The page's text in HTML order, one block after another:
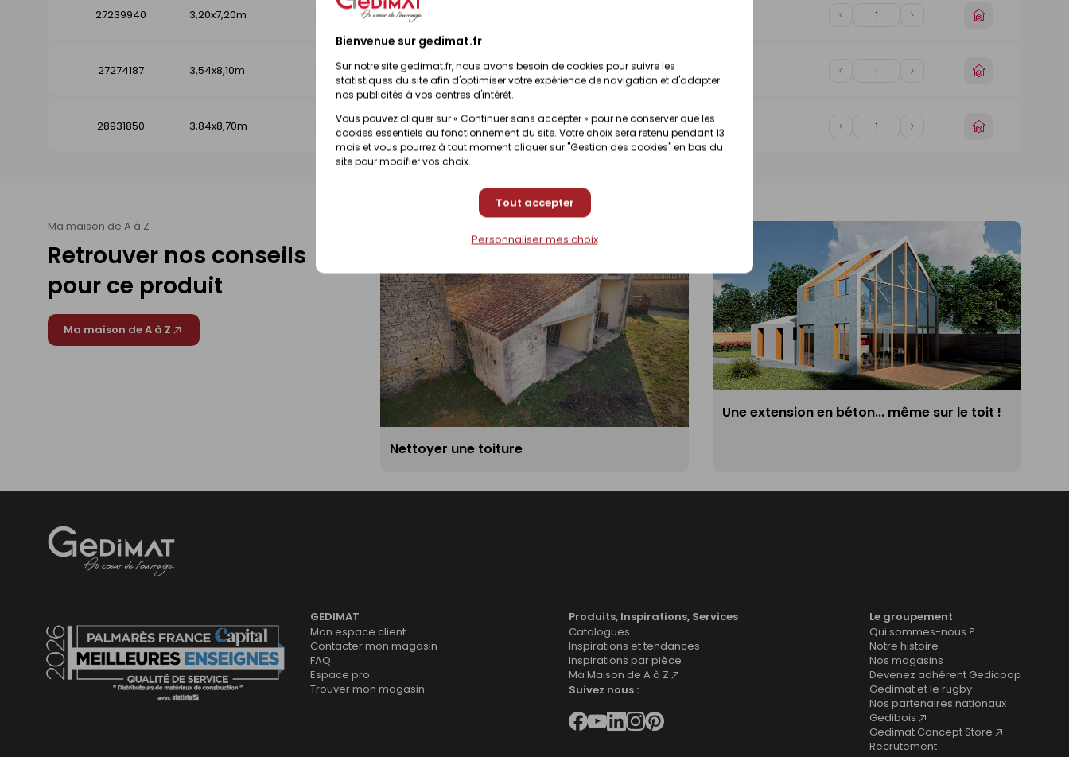
Bienvenue sur gedimat.fr
Sur notre site gedimat.fr, nous avons besoin de cookies pour suivre les
statistiques du site afin d'optimiser votre expérience de navigation et d'adapter
nos publicités à vos centres d'intérêt.
Vous pouvez cliquer sur « Continuer sans accepter » pour ne conserver que les
cookies essentiels au fonctionnement du site. Votre choix sera retenu pendant 13
mois et vous pourrez à tout moment cliquer sur "Gestion des cookies" en bas du
site pour modifier vos choix.
Tout accepter
Personnaliser mes choix
27239940
3,20x7,20m Disponibilité selon magasin
Diminuer
Augmenter
Choisir
27274187
3,54x8,10m Disponibilité selon magasin Prix en magasin
(contactez votre magasin)
Diminuer
Augmenter
Choisir
28931850
3,84x8,70m Disponibilité selon magasin Prix en magasin
(contactez votre magasin)
Diminuer
Augmenter
Choisir
Ma maison de A à Z
Retrouver nos conseils
pour ce produit
Ma maison de A à Z
Nettoyer une toiture
Une extension en béton... même sur le toit !
GEDIMAT
Mon espace client
Contacter mon magasin
FAQ
Espace pro
Trouver mon magasin
Produits, Inspirations, Services
Catalogues
Inspirations et tendances
Inspirations par pièce
Ma Maison de A à Z
Suivez nous :
Le groupement
Qui sommes-nous ?
Notre histoire
Nos magasins
Devenez adhérent Gedicoop
Gedimat et le rugby
Nos partenaires nationaux
Gedibois
Gedimat Concept Store
Recrutement